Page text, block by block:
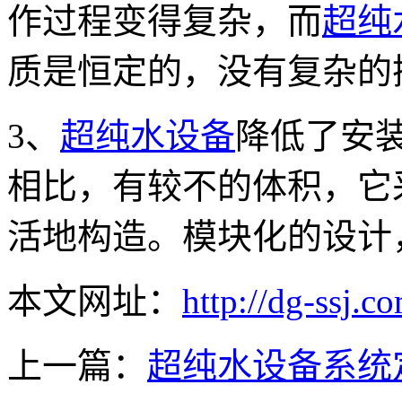
作过程变得复杂，而超纯
质是恒定的，没有复杂
3、 超纯水设备降低了安
相比，有较不的体积，
活地构造。模块化的设计
本文网址： http://dg-
上一篇： 超纯水设备系